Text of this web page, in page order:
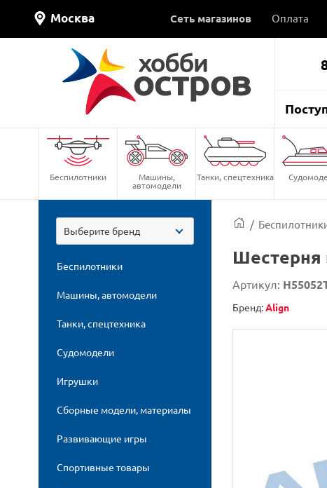
Москва Сеть магазинов Оплата
Беспилотники Машины,
автомодели
Танки, спецтехника
Выберите бренд
Беспилотники
Машины, автомодели
Танки, спецтехника
Судомодели
Игрушки
Сборные модели, материалы
Развивающие игры
Спортивные товары
/
Шестерня
Артикул:
Бренд:Align